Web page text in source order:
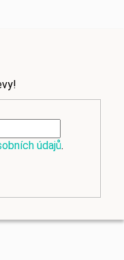
údajů.